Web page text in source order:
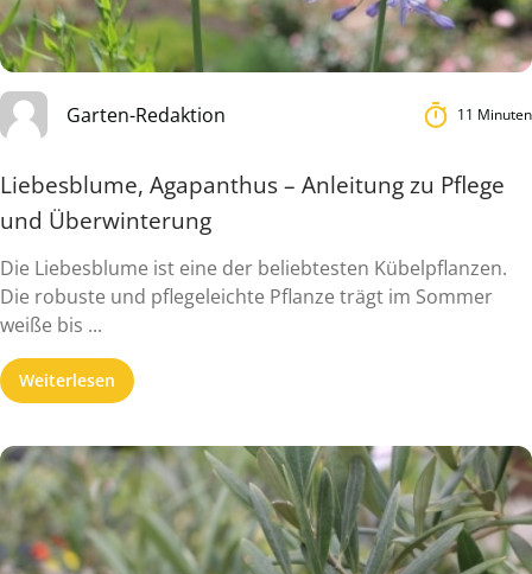
Garten-Redaktion 11 Minuten
Liebesblume, Agapanthus – Anleitung zu Pflege
und Überwinterung
Die Liebesblume ist eine der beliebtesten Kübelpflanzen.
Die robuste und pflegeleichte Pflanze trägt im Sommer
weiße bis ...
Weiterlesen